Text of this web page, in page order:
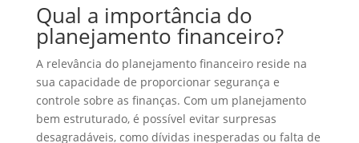
Qual a importância do
planejamento financeiro?
A relevância do planejamento financeiro reside na
sua capacidade de proporcionar segurança e
controle sobre as finanças. Com um planejamento
bem estruturado, é possível evitar surpresas
desagradáveis, como dívidas inesperadas ou falta de